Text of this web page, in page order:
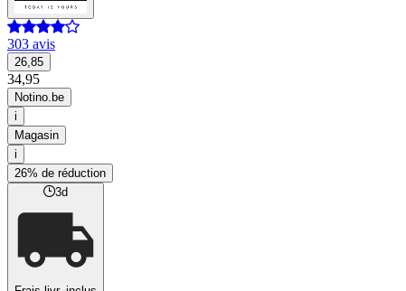
303 avis
26,85
34,95
Notino.be
i
Magasin
i
26% de réduction
3d